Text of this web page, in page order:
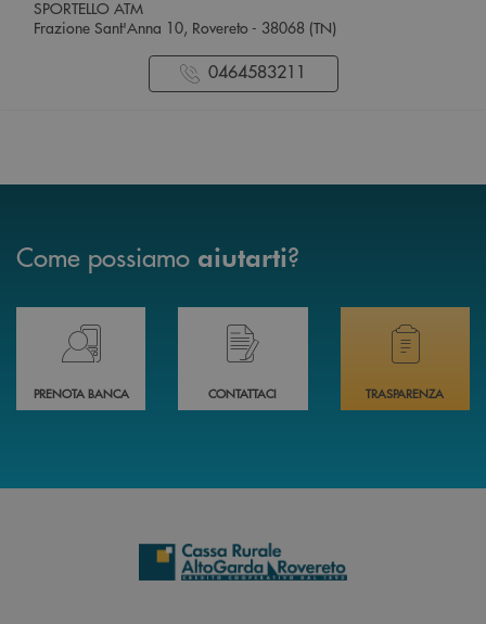
SPORTELLO ATM
Frazione Sant'Anna 10, Rovereto - 38068 (TN)
0464583211
Come possiamo aiutarti?
Prenota il tuo appuntamento in Filiale direttamente da casa 24h su 24h
PRENOTA BANCA
Hai bisogno di assistenza immediata?
CONTATTACI
Hai bisogno di
TRASPARENZA